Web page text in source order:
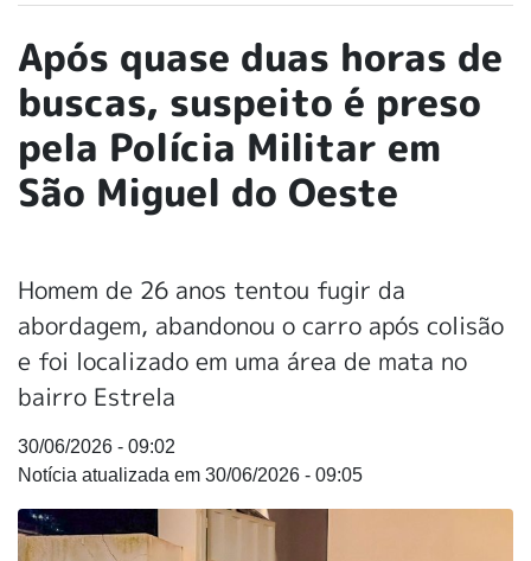
Após quase duas horas de
buscas, suspeito é preso
pela Polícia Militar em
São Miguel do Oeste
Homem de 26 anos tentou fugir da
abordagem, abandonou o carro após colisão
e foi localizado em uma área de mata no
bairro Estrela
30/06/2026 - 09:02
30/06/2026 - 09:05